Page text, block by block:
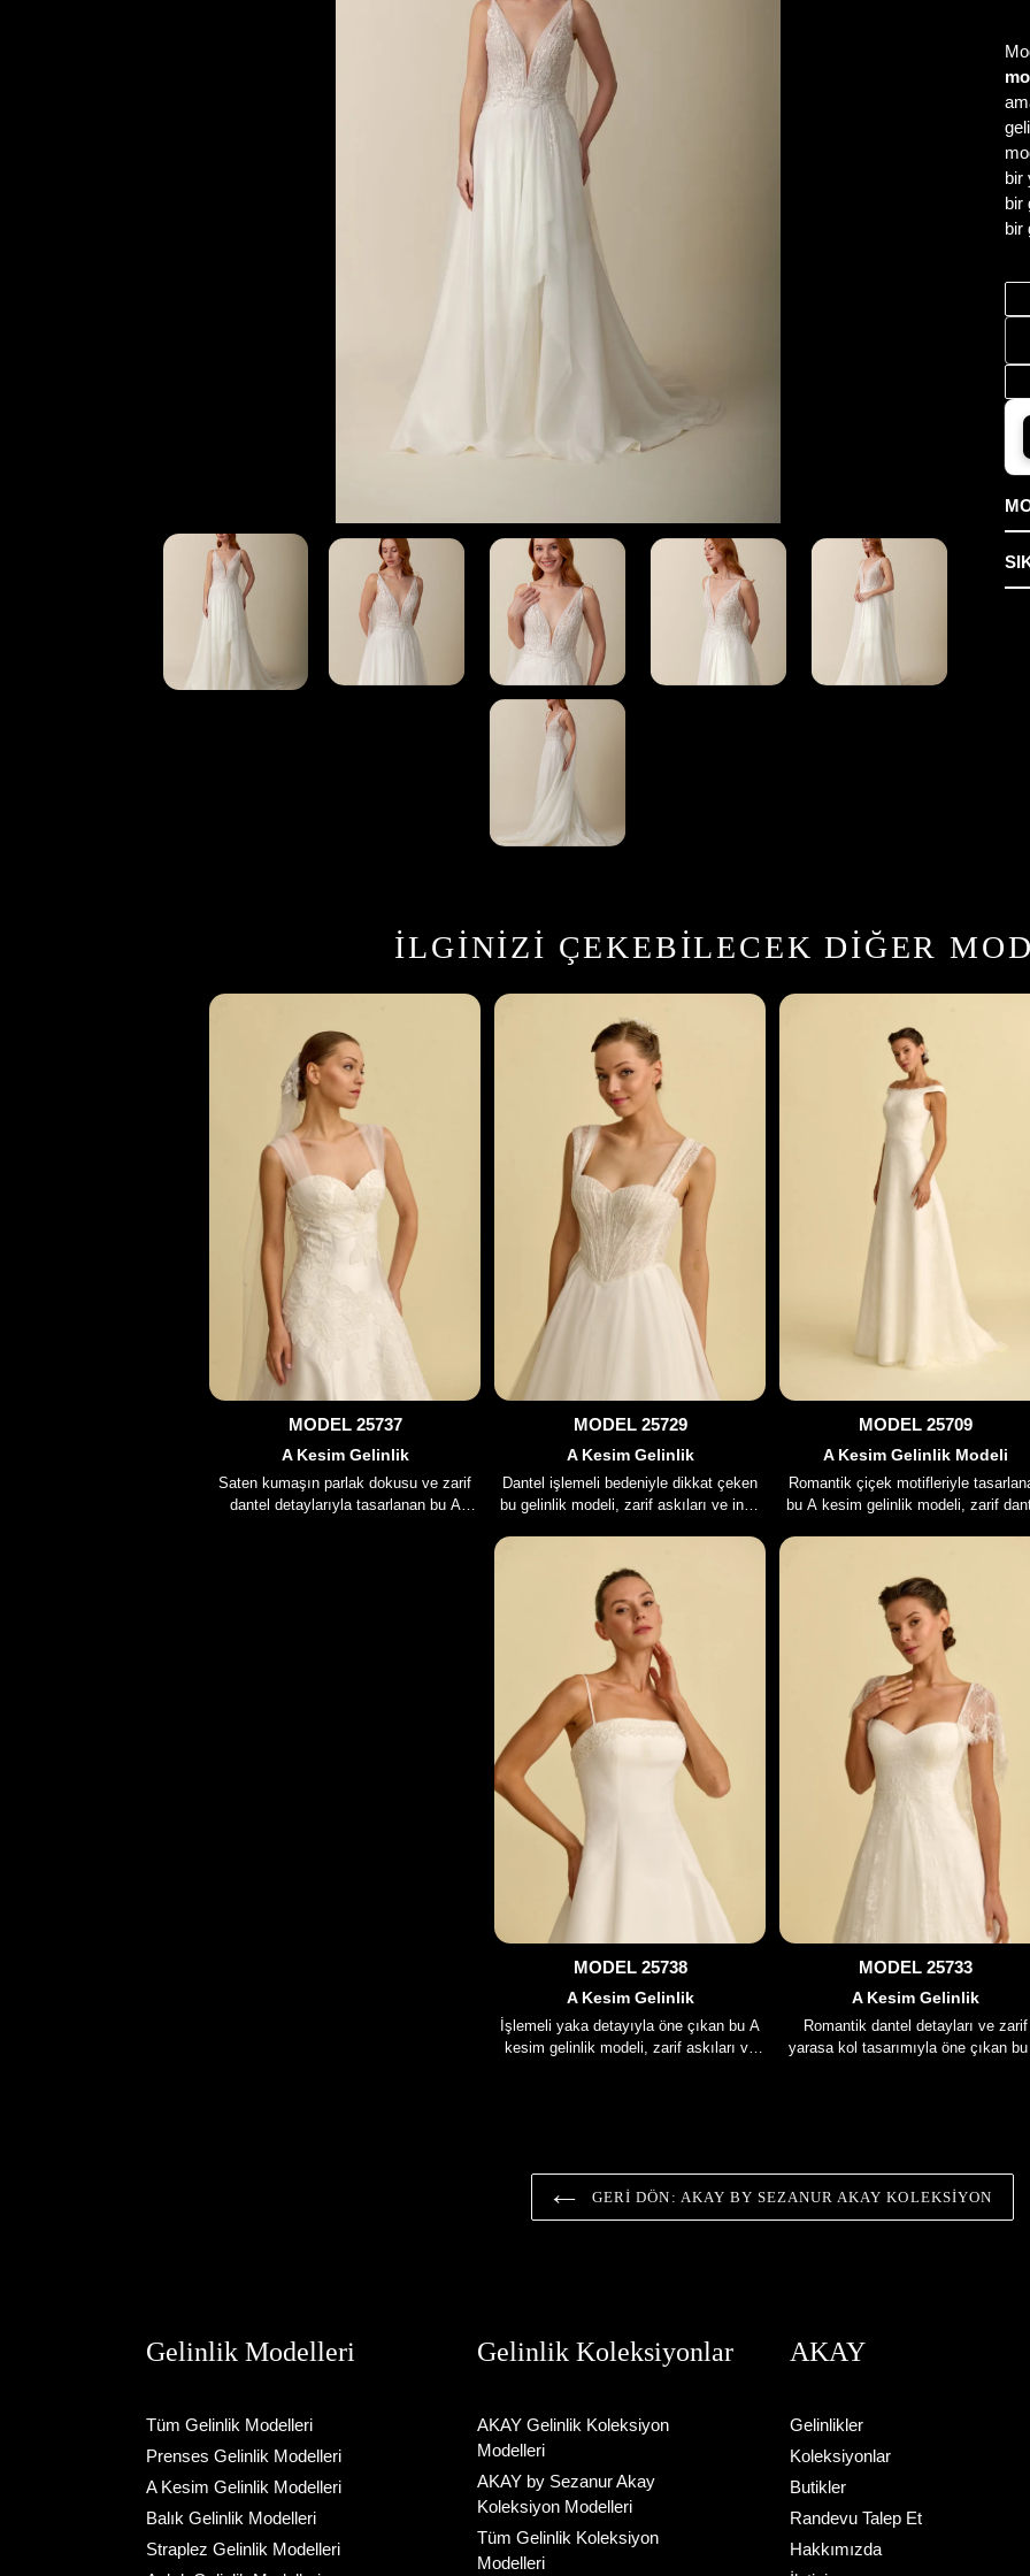
bir
bir
bir
İLGINIZI ÇEKEBILECEK DIĞER
MODEL 25737
A Kesim Gelinlik
Saten kumaşın parlak dokusu ve zarif
dantel detaylarıyla tasarlanan bu A
MODEL 25729
A Kesim Gelinlik
Dantel işlemeli bedeniyle dikkat çeken
bu gelinlik modeli, zarif askıları ve ince
MODEL 25709
A Kesim Gelinlik Modeli
Romantik çiçek motifleriyle
bu A kesim gelinlik modeli, zarif
MODEL 25738
A Kesim Gelinlik
İşlemeli yaka detayıyla öne çıkan bu A
kesim gelinlik modeli, zarif askıları ve
MODEL 25733
A Kesim Gelinlik
Romantik dantel detayları ve zarif
yarasa kol tasarımıyla öne çıkan bu
GERI DÖN: AKAY BY SEZANUR AKAY KOLEKSIYON
Gelinlik Modelleri
Tüm Gelinlik Modelleri
Prenses Gelinlik Modelleri
A Kesim Gelinlik Modelleri
Balık Gelinlik Modelleri
Straplez Gelinlik Modelleri
Gelinlik Koleksiyonlar
AKAY Gelinlik Koleksiyon
Modelleri
AKAY by Sezanur Akay
Koleksiyon Modelleri
Tüm Gelinlik Koleksiyon
Modelleri
AKAY
Gelinlikler
Koleksiyonlar
Butikler
Randevu Talep Et
Hakkımızda